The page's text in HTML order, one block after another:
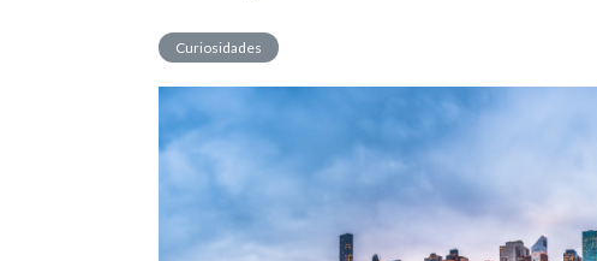
Curiosidades